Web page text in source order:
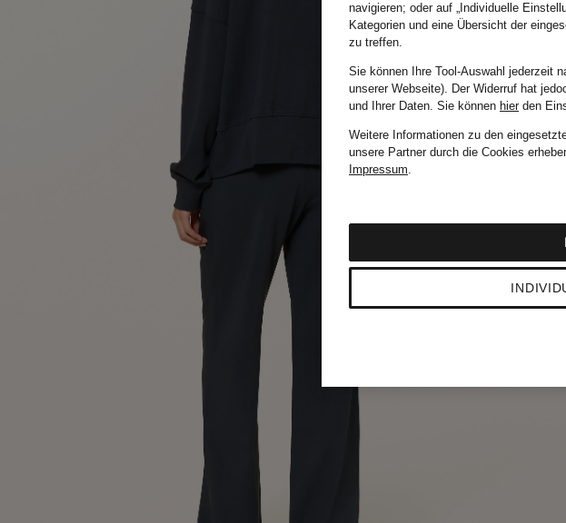
navigieren; oder auf „Individuelle
Kategorien und eine Übersicht der
zu treffen.
Sie können Ihre Tool-Auswahl jederzeit
unserer Webseite). Der Widerruf hat
und Ihrer Daten. Sie können hierden
Weitere Informationen zu den
unsere Partner durch die Cookies
Impressum.